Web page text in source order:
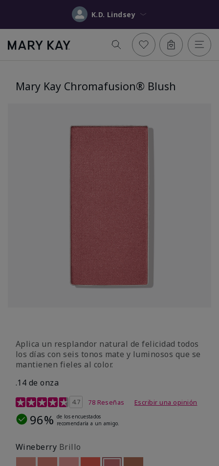
K.D. Lindsey
Mary Kay Chromafusion® Blush
Aplica un resplandor natural de felicidad todos
los días con seis tonos mate y luminosos que se
mantienen fieles al color.
.14 de onza
Calificación de clientes de 4,3 de 5
4.7 78 Reseñas Escribir una opinión
96% de los encuestados
recomendaría a un amigo.
Wineberry Brillo